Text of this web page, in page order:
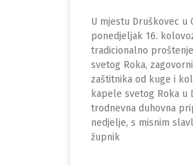
U mjestu Druškovec u
ponedjeljak 16.
tradicionalno
svetog Roka,
zaštitnika od kuge i
kapele svetog Roka u
trodnevna duhovna
nedjelje, s misnim
župnik